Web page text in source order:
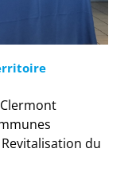
du